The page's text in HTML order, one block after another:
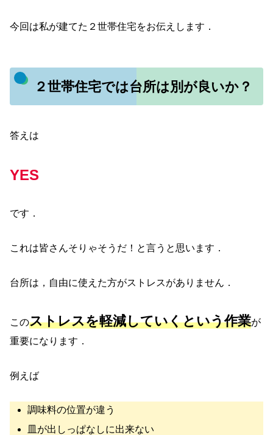
今回は私が建てた２世帯住宅をお伝えします．
２世帯住宅では台所は別が良いか？
答えは
YES
です．
これは皆さんそりゃそうだ！と言うと思います．
台所は，自由に使えた方がストレスがありません．
このストレスを軽減していくという作業が
重要になります．
例えば
調味料の位置が違う
皿が出しっぱなしに出来ない